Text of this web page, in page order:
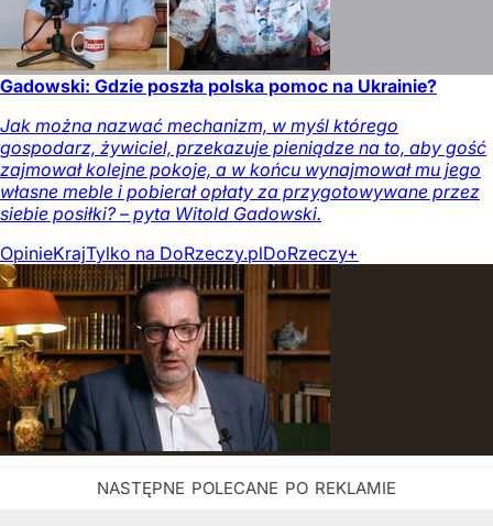
Gadowski: Gdzie poszła polska pomoc na Ukrainie?
Jak można nazwać mechanizm, w myśl którego
gospodarz, żywiciel, przekazuje pieniądze na to, aby gość
zajmował kolejne pokoje, a w końcu wynajmował mu jego
własne meble i pobierał opłaty za przygotowywane przez
siebie posiłki? – pyta Witold Gadowski.
OpinieKrajTylko na DoRzeczy.plDoRzeczy+